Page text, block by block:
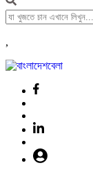
,